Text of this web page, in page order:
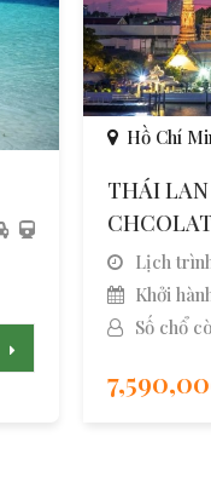
Hồ Chí
THÁI
Lịch
Khởi
Số chổ